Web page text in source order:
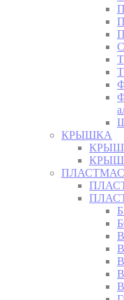
КРЫШКА